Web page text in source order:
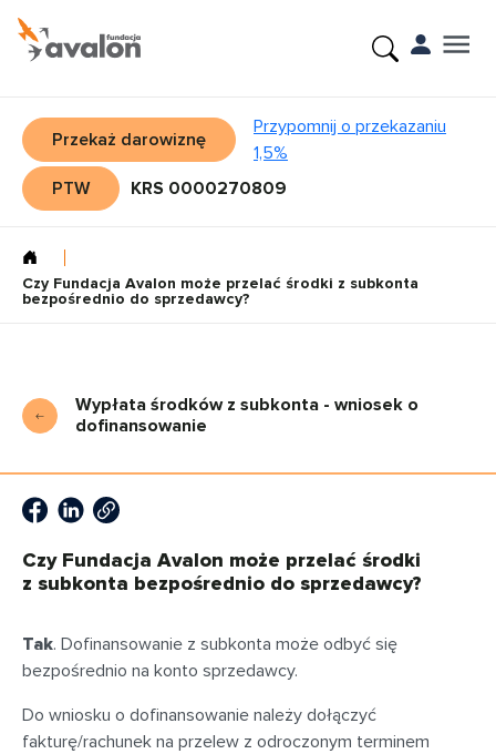
Przekaż darowiznę
Przypomnij o przekazaniu
1,5%
PTW
KRS 0000270809
Czy Fundacja Avalon może przelać środki z subkonta
bezpośrednio do sprzedawcy?
Wypłata środków z subkonta - wniosek o
dofinansowanie
Czy Fundacja Avalon może przelać środki
z subkonta bezpośrednio do sprzedawcy?
Tak. Dofinansowanie z subkonta może odbyć się
bezpośrednio na konto sprzedawcy.
Do wniosku o dofinansowanie należy dołączyć
fakturę/rachunek na przelew z odroczonym terminem